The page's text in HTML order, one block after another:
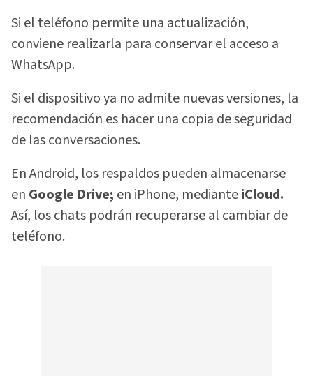
Si el teléfono permite una actualización,
conviene realizarla para conservar el acceso a
WhatsApp.
Si el dispositivo ya no admite nuevas versiones, la
recomendación es hacer una copia de seguridad
de las conversaciones.
En Android, los respaldos pueden almacenarse
en Google Drive; en iPhone, medianteiCloud.
Así, los chats podrán recuperarse al cambiar de
teléfono.